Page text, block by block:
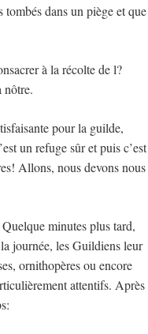
dans un piège et que
à la récolte de l?
nôtre.
pour la guilde,
un refuge sûr et puis c’est
Allons, nous devons nous
minutes plus tard,
journée, les Guildiens leur
ornithopères ou encore
attentifs. Après